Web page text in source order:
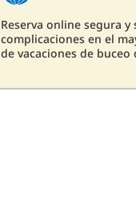
Reserva online segura y
complicaciones en el
de vacaciones de buceo